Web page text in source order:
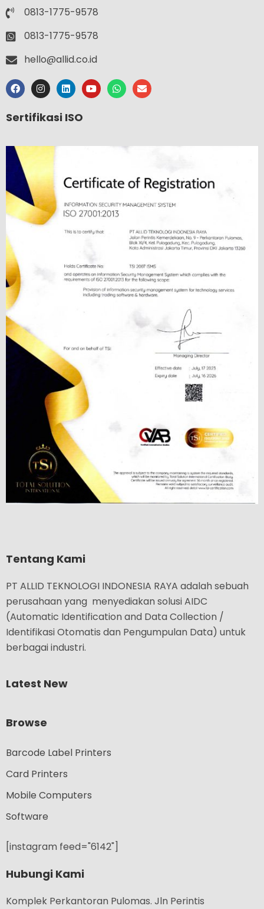
0813-1775-9578
0813-1775-9578
hello@allid.co.id
Sertifikasi ISO
Tentang Kami
PT ALLID TEKNOLOGI INDONESIA RAYA adalah sebuah
perusahaan yang menyediakan solusi AIDC
(Automatic Identification and Data Collection /
Identifikasi Otomatis dan Pengumpulan Data) untuk
berbagai industri.
Latest New
Browse
Barcode Label Printers
Card Printers
Mobile Computers
Software
[instagram feed="6142"]
Hubungi Kami
Komplek Perkantoran Pulomas. Jln Perintis